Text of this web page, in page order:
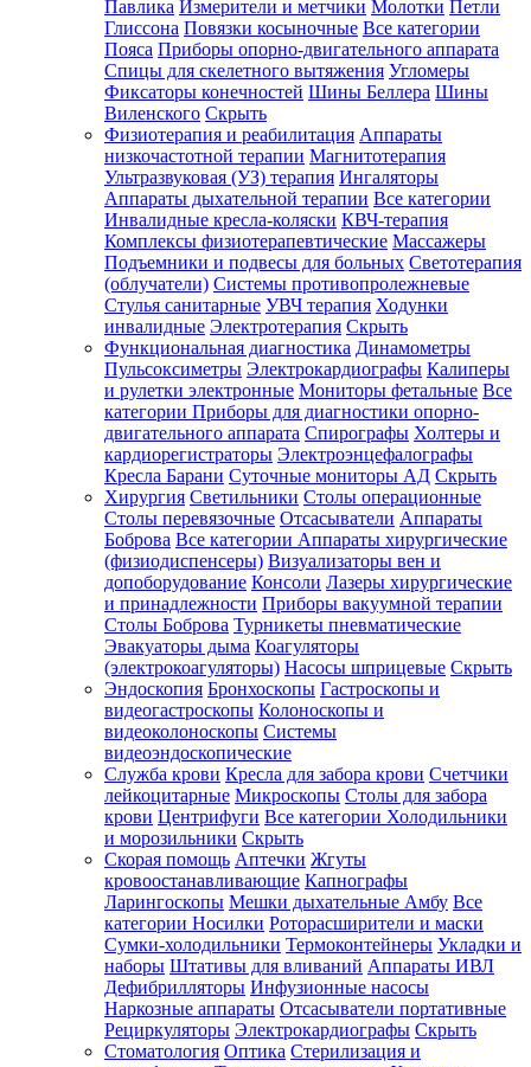
Павлика Измерители и метчики Молотки Петли
Глиссона Повязки косыночные Все категории
Пояса Приборы опорно-двигательного аппарата
Спицы для скелетного вытяжения Угломеры
Фиксаторы конечностей Шины Беллера Шины
Виленского Скрыть
Физиотерапия и реабилитация Аппараты
низкочастотной терапии Магнитотерапия
Ультразвуковая (УЗ) терапия Ингаляторы
Аппараты дыхательной терапии Все категории
Инвалидные кресла-коляски КВЧ-терапия
Комплексы физиотерапевтические Массажеры
Подъемники и подвесы для больных Светотерапия
(облучатели) Системы противопролежневые
Стулья санитарные УВЧ терапия Ходунки
инвалидные Электротерапия Скрыть
Функциональная диагностика Динамометры
Пульсоксиметры Электрокардиографы Калиперы
и рулетки электронные Мониторы фетальные Все
категории Приборы для диагностики опорно-
двигательного аппарата Спирографы Холтеры и
кардиорегистраторы Электроэнцефалографы
Кресла Барани Суточные мониторы АД Скрыть
Хирургия Светильники Столы операционные
Столы перевязочные Отсасыватели Аппараты
Боброва Все категории Аппараты хирургические
(физиодиспенсеры) Визуализаторы вен и
допоборудование Консоли Лазеры хирургические
и принадлежности Приборы вакуумной терапии
Столы Боброва Турникеты пневматические
Эвакуаторы дыма Коагуляторы
(электрокоагуляторы) Насосы шприцевые Скрыть
Эндоскопия Бронхоскопы Гастроскопы и
видеогастроскопы Колоноскопы и
видеоколоноскопы Системы
видеоэндоскопические
Служба крови Кресла для забора крови Счетчики
лейкоцитарные Микроскопы Столы для забора
крови Центрифуги Все категории Холодильники
и морозильники Скрыть
Скорая помощь Аптечки Жгуты
кровоостанавливающие Капнографы
Ларингоскопы Мешки дыхательные Амбу Все
категории Носилки Роторасширители и маски
Сумки-холодильники Термоконтейнеры Укладки и
наборы Штативы для вливаний Аппараты ИВЛ
Дефибрилляторы Инфузионные насосы
Наркозные аппараты Отсасыватели портативные
Рециркуляторы Электрокардиографы Скрыть
Стоматология Оптика Стерилизация и